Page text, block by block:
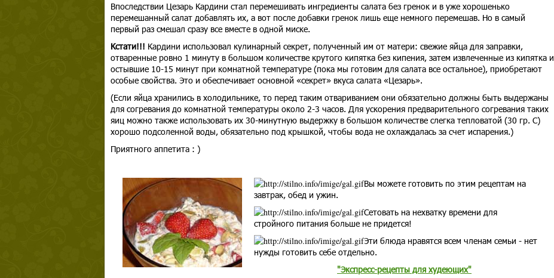
Впоследствии Цезарь Кардини стал перемешивать ингредиенты салата без гренок и в уже хорошенько
перемешанный салат добавлять их, а вот после добавки гренок лишь еще немного перемешав. Но в самый
первый раз смешал сразу все вместе в одной миске.
Кстати!!! Кардини использовал кулинарный секрет, полученный им от матери: свежие яйца для заправки,
отваренные ровно 1 минуту в большом количестве крутого кипятка без кипения, затем извлеченные из кипятка и
остывшие 10-15 минут при комнатной температуре (пока мы готовим для салата все остальное), приобретают
особые свойства. Это и обеспечивает основной «секрет» вкуса салата «Цезарь».
(Если яйца хранились в холодильнике, то перед таким отвариванием они обязательно должны быть выдержаны
для согревания до комнатной температуры около 2-3 часов. Для ускорения предварительного согревания таких
яиц можно также использовать их 30-минутную выдержку в большом количестве слегка тепловатой (30 гр. С)
хорошо подсоленной воды, обязательно под крышкой, чтобы вода не охлаждалась за счет испарения.)
Приятного аппетита : )
Вы можете готовить по этим рецептам на
завтрак, обед и ужин.
Сетовать на нехватку времени для
стройного питания больше не придется!
Эти блюда нравятся всем членам семьи - нет
нужды готовить себе отдельно.
"Экспресс-рецепты для худеющих"